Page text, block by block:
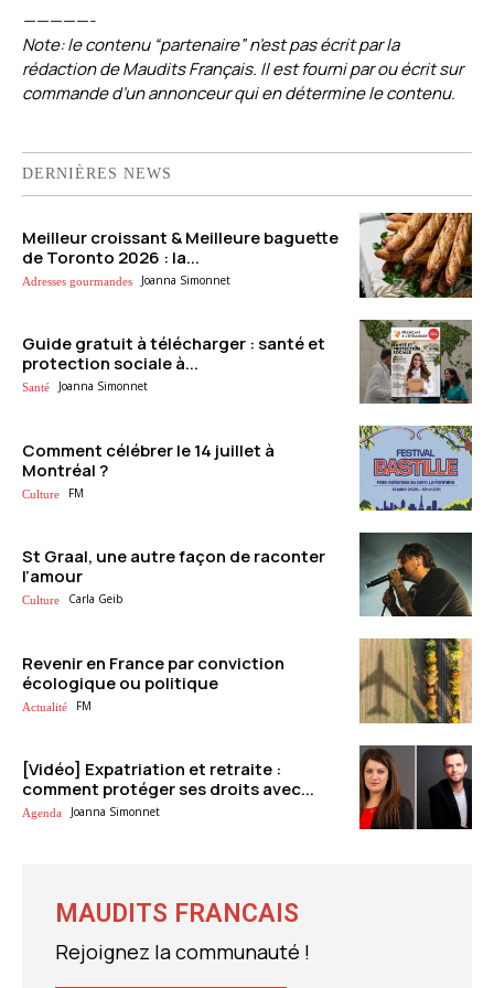
—————-
Note: le contenu “partenaire” n’est pas écrit par la
rédaction de Maudits Français. Il est fourni par ou écrit sur
commande d’un annonceur qui en détermine le contenu.
DERNIÈRES NEWS
Meilleur croissant & Meilleure baguette
de Toronto 2026 : la...
Adresses gourmandes Joanna Simonnet
Guide gratuit à télécharger : santé et
protection sociale à...
Santé Joanna Simonnet
Comment célébrer le 14 juillet à
Montréal ?
Culture FM
St Graal, une autre façon de raconter
l’amour
Culture Carla Geib
Revenir en France par conviction
écologique ou politique
Actualité FM
[Vidéo] Expatriation et retraite :
comment protéger ses droits avec...
Agenda Joanna Simonnet
MAUDITS FRANCAIS
Rejoignez la communauté !